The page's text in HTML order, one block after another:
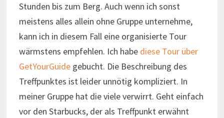
Stunden bis zum Berg. Auch wenn ich sonst
meistens alles allein ohne Gruppe unternehme,
kann ich in diesem Fall eine organisierte Tour
wärmstens empfehlen. Ich habe diese Tour über
GetYourGuidegebucht. Die Beschreibung des
Treffpunktes ist leider unnötig kompliziert. In
meiner Gruppe hat die viele verwirrt. Geht einfach
vor den Starbucks, der als Treffpunkt erwähnt